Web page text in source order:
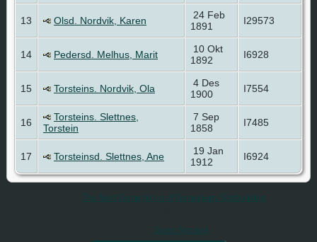
13 Olsd. Nordvik, Karen
24 Feb
1891
I29573
14 Pedersd. Melhus, Marit
10 Okt
1892
I6928
15 Torsteins. Nordvik, Ola
4 Des
1900
I7554
16
Torsteins. Slettnes,
Torstein
7 Sep
1858
I7485
17 Torsteinsd. Slettnes, Ane
19 Jan
1912
I6924
The Next Generation of Genealogy Sitebuilding
Sivert Nordvik.